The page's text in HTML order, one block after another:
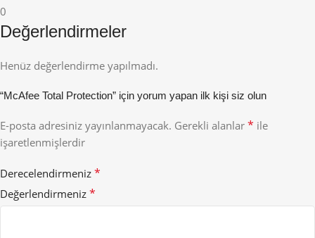
0
Değerlendirmeler
Henüz değerlendirme yapılmadı.
“McAfee Total Protection” için yorum yapan ilk kişi siz olun
E-posta adresiniz yayınlanmayacak. Gerekli alanlar * ile
işaretlenmişlerdir
Derecelendirmeniz *
Değerlendirmeniz *